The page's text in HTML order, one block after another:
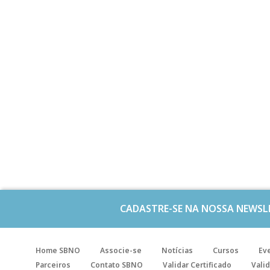
CADASTRE-SE NA NOSSA
Home SBNO Associe-se Notícias Cursos
Parceiros
Contato SBNO Validar Certificado